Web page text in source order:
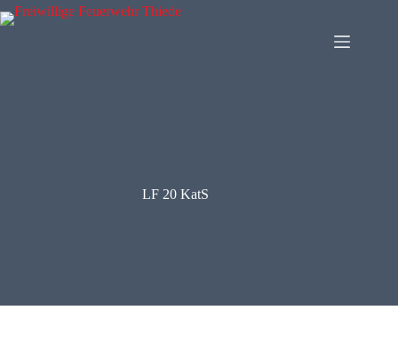
Zum
Inhalt
LF 20 KatS